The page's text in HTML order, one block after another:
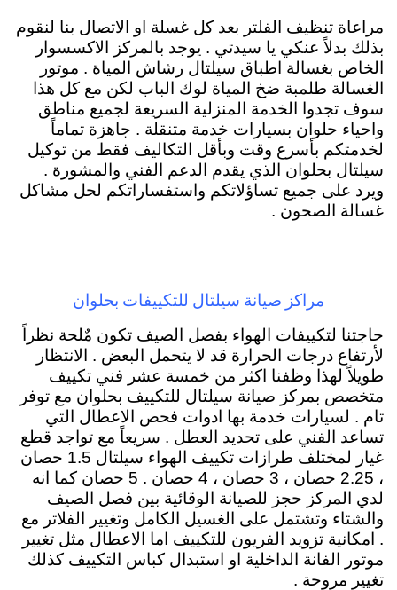
مراعاة تنظيف الفلتر بعد كل غسلة او الاتصال بنا لنقوم
بذلك بدلاً عنكي يا سيدتي . يوجد بالمركز الاكسسوار
الخاص بغسالة اطباق سيلتال رشاش المياة . موتور
الغسالة طلمبة ضخ المياة لوك الباب لكن مع كل هذا
سوف تجدوا الخدمة المنزلية السريعة لجميع مناطق
واحياء حلوان بسيارات خدمة متنقلة . جاهزة تماماً
لخدمتكم بأسرع وقت وبأقل التكاليف فقط من توكيل
سيلتال بحلوان الذي يقدم الدعم الفني والمشورة .
ويرد على جميع تساؤلاتكم واستفساراتكم لحل مشاكل
غسالة الصحون .
مراكز صيانة سيلتال للتكييفات بحلوان
حاجتنا لتكييفات الهواء بفصل الصيف تكون مٌلحة نظراً
لأرتفاع درجات الحرارة قد لا يتحمل البعض . الانتظار
طويلاً لهذا وظفنا اكثر من خمسة عشر فني تكييف
متخصص بمركز صيانة سيلتال للتكييف بحلوان مع توفر
تام . لسيارات خدمة بها ادوات فحص الاعطال التي
تساعد الفني على تحديد العطل . سريعاً مع تواجد قطع
غيار لمختلف طرازات تكييف الهواء سيلتال 1.5 حصان
، 2.25 حصان ، 3 حصان ، 4 حصان . 5 حصان كما انه
لدي المركز حجز للصيانة الوقائية بين فصل الصيف
والشتاء وتشتمل على الغسيل الكامل وتغيير الفلاتر مع
. امكانية تزويد الفريون للتكييف اما الاعطال مثل تغيير
موتور الفانة الداخلية او استبدال كباس التكييف كذلك
تغيير مروحة .